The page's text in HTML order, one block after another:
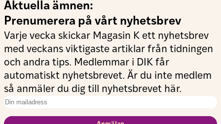
Aktuella ämnen:
Prenumerera på vårt nyhetsbrev
Varje vecka skickar Magasin K ett nyhetsbrev
med veckans viktigaste artiklar från tidningen
och andra tips. Medlemmar i DIK får
automatiskt nyhetsbrevet. Är du inte medlem
så anmäler du dig till nyhetsbrevet här.